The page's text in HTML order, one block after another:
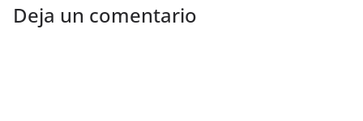
Deja un comentario